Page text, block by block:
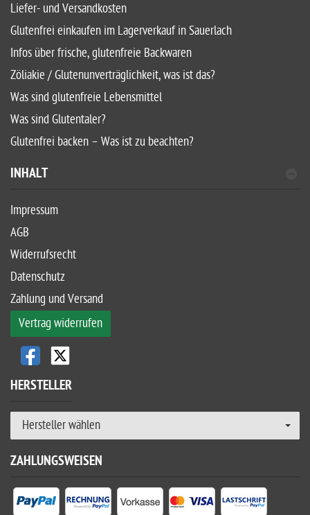
Liefer- und Versandkosten
Glutenfrei einkaufen im Lagerverkauf in Sauerlach
Infos über frische, glutenfreie Backwaren
Zöliakie / Glutenunverträglichkeit, was ist das?
Was sind glutenfreie Lebensmittel
Was sind Glutentaler?
Glutenfrei backen – Was ist zu beachten?
INHALT
Impressum
AGB
Widerrufsrecht
Datenschutz
Zahlung und Versand
Vertrag widerrufen
HERSTELLER
Hersteller wählen
ZAHLUNGSWEISEN